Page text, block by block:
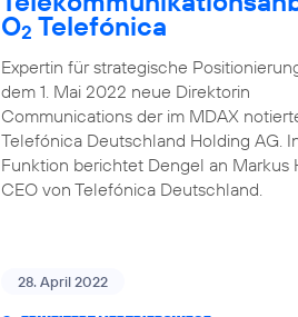
O2 Telefónica
Expertin für strategische
dem 1. Mai 2022 neue Direktorin
Communications der im MDAX
Telefónica Deutschland Holding AG.
Funktion berichtet Dengel an Markus
CEO von Telefónica Deutschland.
28. April 2022